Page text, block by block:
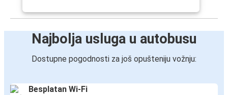
Najbolja usluga u autobusu
Dostupne pogodnosti za još opušteniju vožnju:
Besplatan Wi-Fi